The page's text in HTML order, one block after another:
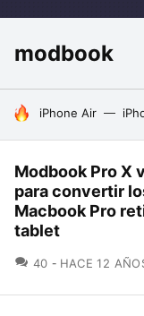
modbook
HOY SE HABLA DE
iPhone Air
Modbook Pro X
para convertir
Macbook Pro
tablet
40 COMENTARIOS
HACE 12